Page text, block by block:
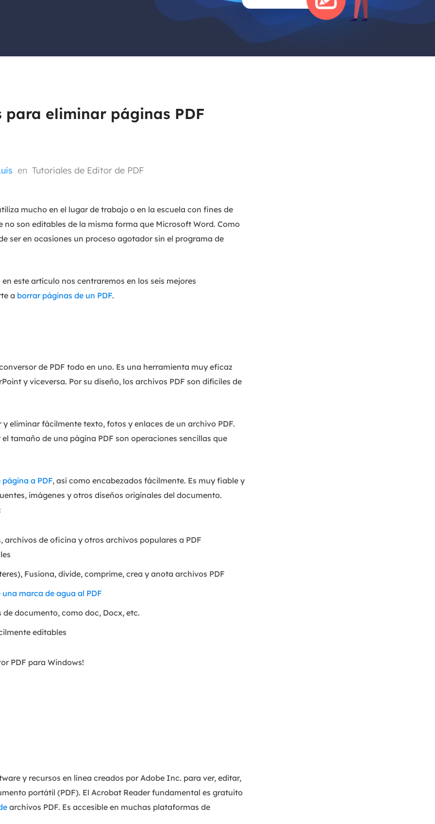
Recovery
SQL Recovery
Deploy Manager
Despliegue inteligente de Windows.
Video Editor
Editor de videos intuitivo.
Video Downloader
para eliminar páginas PDF
en Tutoriales de Editor de PDF
mucho en el lugar de trabajo o en la escuela con fines de
son editables de la misma forma que Microsoft Word. Como
ser en ocasiones un proceso agotador sin el programa de
este artículo nos centraremos en los seis mejores
a borrar páginas de un PDF.
de PDF todo en uno. Es una herramienta muy eficaz
y viceversa. Por su diseño, los archivos PDF son difíciles de
eliminar fácilmente texto, fotos y enlaces de un archivo PDF.
tamaño de una página PDF son operaciones sencillas que
a PDF, así como encabezados fácilmente. Es muy fiable y
imágenes y otros diseños originales del documento.
archivos de oficina y otros archivos populares a PDF
Fusiona, divide, comprime, crea y anota archivos PDF
una marca de agua al PDF
documento, como doc, Docx, etc.
editables
PDF para Windows!
y recursos en línea creados por Adobe Inc. para ver, editar,
portátil (PDF). El Acrobat Reader fundamental es gratuito
archivos PDF. Es accesible en muchas plataformas de